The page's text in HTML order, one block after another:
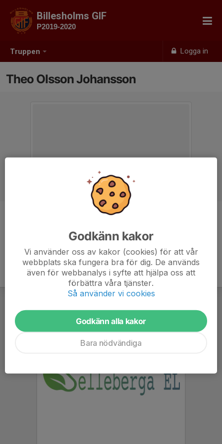
Truppen Logga in
Billesholms GIF
P2019-2020
Theo Olsson Johansson
Godkänn kakor
Vi använder oss av kakor (cookies) för att vår
webbplats ska fungera bra för dig. De används
även för webbanalys i syfte att hjälpa oss att
förbättra våra tjänster.
Så använder vi cookies
Godkänn alla kakor
Bara nödvändiga